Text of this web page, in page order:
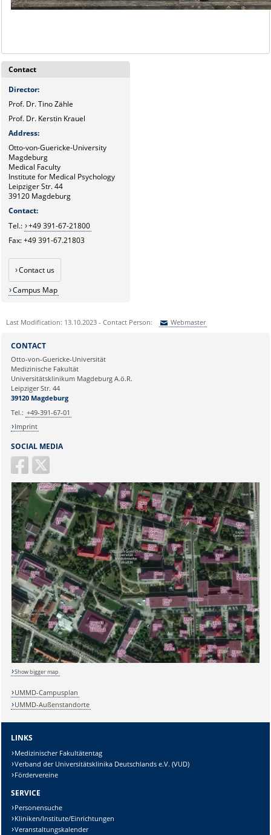
Contact
Director:
Prof. Dr. Tino Zähle
Prof. Dr. Kerstin Krauel
Address:
Otto-von-Guericke-University
Magdeburg
Medical Faculty
Institute for Medical Psychology
Leipziger Str. 44
39120 Magdeburg
Contact:
Tel.: +49 391-67-21800
Fax: +49 391-67.21803
Contact us
Campus Map
Last Modification: 13.10.2023 - Contact Person: Webmaster
Ihre E-Mailadresse:
Ihr Anliegen:
Lösung:
SOCIAL MEDIA
CONTACT
Otto-von-Guericke-Universität
Medizinische Fakultät
Universitätsklinikum Magdeburg A.ö.R.
Leipziger Str. 44
39120 Magdeburg
Tel.: +49-391-67-01
Imprint
Show bigger map
UMMD-Campusplan
UMMD-Außenstandorte
LINKS
Medizinischer Fakultätentag
Verband der Universitätsklinika Deutschlands e.V. (VUD)
Fördervereine
SERVICE
Personensuche
Kliniken/Institute/Einrichtungen
Veranstaltungskalender